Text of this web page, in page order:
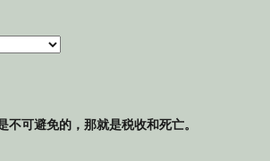
不可避免的，那就是税收和死亡。